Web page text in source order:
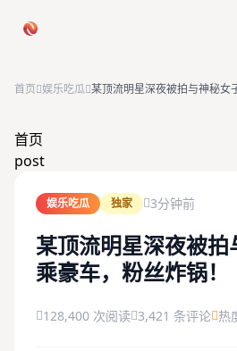
今日爆料
首页 娱乐吃瓜 某顶流明星深夜被拍与神秘女
首页
post
娱乐吃瓜 独家 3分钟前
某顶流明星深夜被拍
乘豪车，粉丝炸锅！
128,400 次阅读 3,421 条评论 热